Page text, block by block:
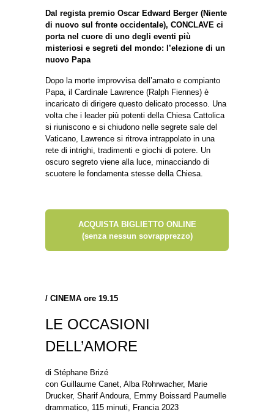
Dal regista premio Oscar Edward Berger (Niente
di nuovo sul fronte occidentale), CONCLAVE ci
porta nel cuore di uno degli eventi più
misteriosi e segreti del mondo: l’elezione di un
nuovo Papa
Dopo la morte improvvisa dell’amato e compianto
Papa, il Cardinale Lawrence (Ralph Fiennes) è
incaricato di dirigere questo delicato processo. Una
volta che i leader più potenti della Chiesa Cattolica
si riuniscono e si chiudono nelle segrete sale del
Vaticano, Lawrence si ritrova intrappolato in una
rete di intrighi, tradimenti e giochi di potere. Un
oscuro segreto viene alla luce, minacciando di
scuotere le fondamenta stesse della Chiesa.
ACQUISTA BIGLIETTO ONLINE
(senza nessun sovrapprezzo)
/ CINEMA ore 19.15
LE OCCASIONI
DELL’AMORE
di Stéphane Brizé
con Guillaume Canet, Alba Rohrwacher, Marie
Drucker, Sharif Andoura, Emmy Boissard Paumelle
drammatico, 115 minuti, Francia 2023